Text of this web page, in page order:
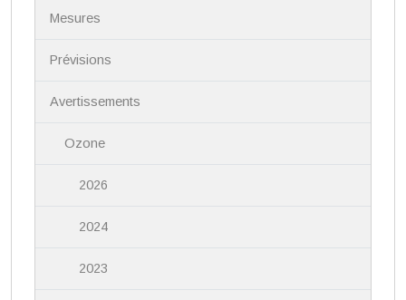
Mesures
Prévisions
Avertissements
Ozone
2026
2024
2023